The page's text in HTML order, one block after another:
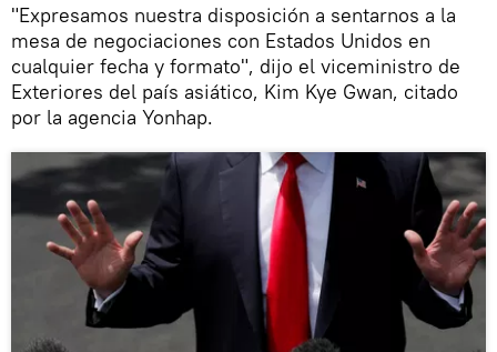
"Expresamos nuestra disposición a sentarnos a la
mesa de negociaciones con Estados Unidos en
cualquier fecha y formato", dijo el viceministro de
Exteriores del país asiático, Kim Kye Gwan, citado
por la agencia Yonhap.